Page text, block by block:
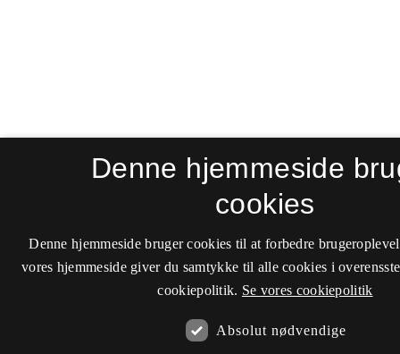
Denne hjemmeside
cookies
Denne hjemmeside bruger cookies til at forbedre
vores hjemmeside giver du samtykke til alle cookies i
cookiepolitik. Se vores cookiepolitik
Absolut nødvendige